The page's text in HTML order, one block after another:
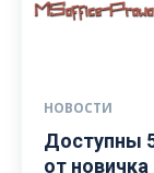
НОВОСТИ
Доступны
от